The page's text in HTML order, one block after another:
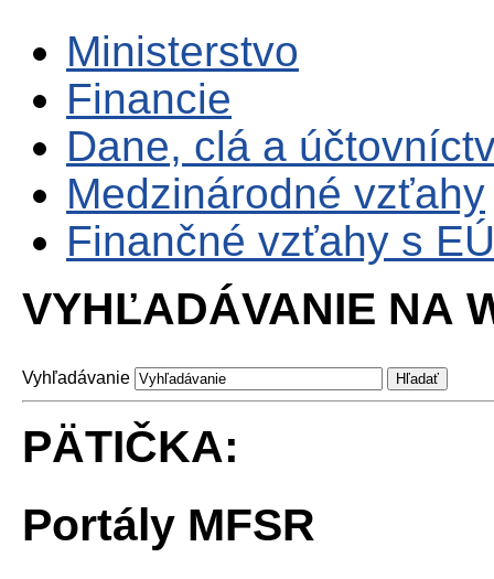
Ministerstvo
Financie
Dane, clá a
Medzinárodné vzťahy
Finančné vzťahy s EÚ
VYHĽADÁVANIE NA
Vyhľadávanie
PÄTIČKA:
Portály MFSR